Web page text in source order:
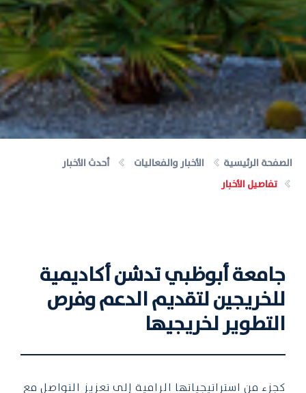
الصفحة الرئيسية الأخبار والفعاليات
أحدث الأخبار
تفاصيل الأخبار
جامعة أبوظبي تدشن أكاديمية
للخريجين لتقديم الدعم وفرص
التطوير لخريجيها
كجزء من استراتيجياتها الرامية إلى تعزيز التواصل مع